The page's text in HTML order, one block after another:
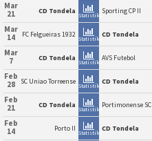
Mar
21
CD Tondela
Statistika
Sporting CP II
Mar
14
FC Felgueiras 1932
Statistika
CD Tondela
Mar
7
CD Tondela
Statistika
AVS Futebol
Feb
28
SC Uniao Torreense
Statistika
CD Tondela
Feb
21
CD Tondela
Statistika
Portimonense SC
Feb
14
Porto II
Statistika
CD Tondela